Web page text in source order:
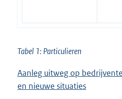
Tabel 1: Particulieren
Aanleg uitweg op
en nieuwe situaties